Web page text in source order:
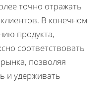
точно отражать
В конечном
продукта,
соответствовать
позволяя
и удерживать